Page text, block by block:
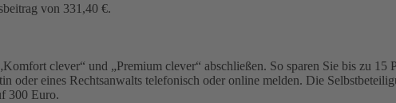
von 331,40 €.
clever“ und „Premium clever“ abschließen. So sparen Sie bis zu
oder eines Rechtsanwalts telefonisch oder online melden. Die
300 Euro.